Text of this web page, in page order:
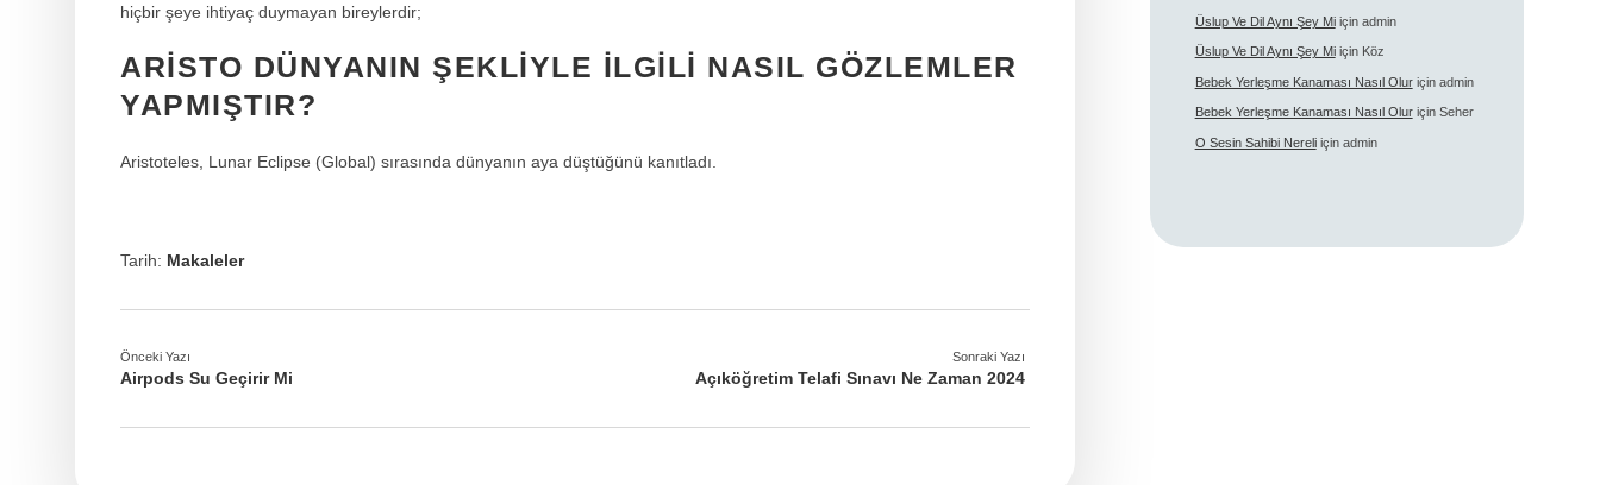
hiçbir şeye ihtiyaç duymayan bireylerdir;
ARISTO DÜNYANIN ŞEKLIYLE ILGILI NASIL GÖZLEMLER
YAPMIŞTIR?
Aristoteles, Lunar Eclipse (Global) sırasında dünyanın aya düştüğünü kanıtladı.
Tarih: Makaleler
Önceki Yazı
Airpods Su Geçirir Mi
Sonraki Yazı
Açıköğretim Telafi Sınavı Ne Zaman 2024
Üslup Ve Dil Aynı Şey Miiçin admin
Üslup Ve Dil Aynı Şey Miiçin Köz
Bebek Yerleşme Kanaması Nasıl Oluriçin admin
Bebek Yerleşme Kanaması Nasıl Oluriçin Seher
O Sesin Sahibi Nereliiçin admin